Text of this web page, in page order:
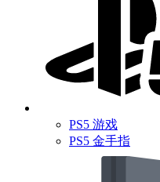
PS5 游戏
PS5 金手指